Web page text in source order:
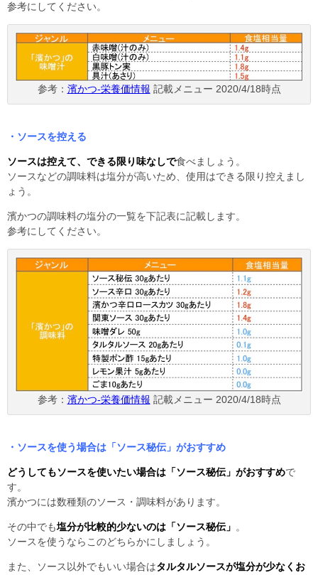
参考にしてください。
参考： 濱かつ-栄養価情報 記載メニュー 2020/4/18時点
・ソースを控える
ソースは控えて、できる限り味なしで食べましょう。
ソースなどの調味料は塩分が高いため、使用はできる限り控えまし
ょう。
濱かつの調味料の塩分の一覧を下記表に記載します。
参考にしてください。
参考： 濱かつ-栄養価情報 記載メニュー 2020/4/18時点
・ソースを使う場合は「ソース秘伝」がおすすめ
どうしてもソースを使いたい場合は「ソース秘伝」がおすすめで
す。
濱かつには数種類のソース・調味料があります。
その中でも塩分が比較的少ないのは「ソース秘伝」 。
ソースを使うならこのどちらかにしましょう。
また、ソース以外でもいい場合はタルタルソースが塩分が少なくお